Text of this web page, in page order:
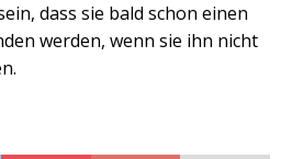
dass sie bald schon einen
werden, wenn sie ihn nicht